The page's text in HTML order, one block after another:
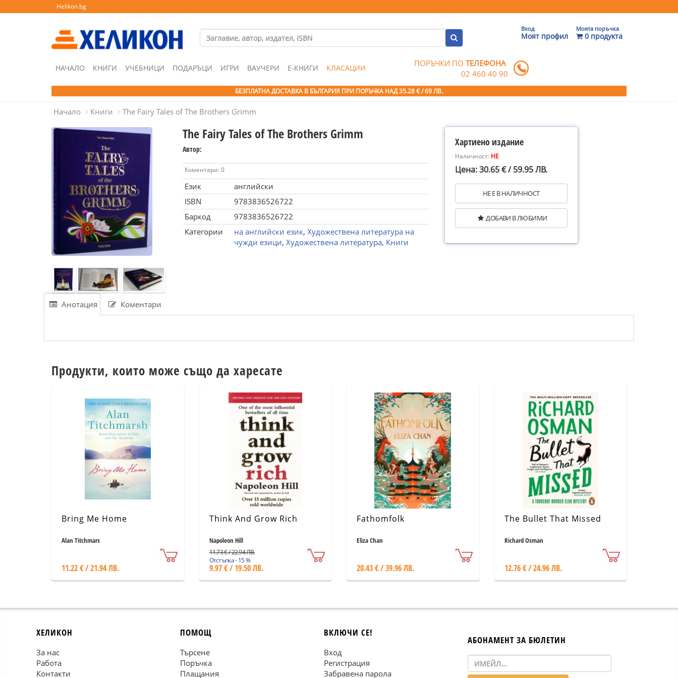
Helikon.bg
Вход
Моят профил
Моята поръчка
0 продукта
НАЧАЛО КНИГИ УЧЕБНИЦИ ПОДАРЪЦИ ИГРИ ВАУЧЕРИ Е-КНИГИ КЛАСАЦИИ ПОРЪЧКИ ПОТЕЛЕФОНА
02 460 40 90
БЕЗПЛАТНА ДОСТАВКА В БЪЛГАРИЯ ПРИ ПОРЪЧКА НАД 35.28 € / 69 ЛВ.
Начало Книги The Fairy Tales of The Brothers Grimm
The Fairy Tales of The Brothers Grimm
Автор:
Коментари: 0
Език
английски
ISBN
9783836526722
Баркод
9783836526722
Категории
на английски език, Художествена литература на
чужди езици, Художествена литература, Книги
Хартиено издание
Наличност: НЕ
Цена: 30.65 € / 59.95 ЛВ.
НЕ Е В НАЛИЧНОСТ
ДОБАВИ В ЛЮБИМИ
Анотация Коментари
Продукти, които може също да харесате
Bring Me Home
Alan Titchmars
11.22 € / 21.94 ЛВ.
Think And Grow Rich
Napoleon Hill
11.73 € / 22.94 ЛВ.
Отстъпка - 15 %
9.97 € / 19.50 ЛВ.
Fathomfolk
Eliza Chan
20.43 € / 39.96 ЛВ.
The Bullet That Missed
Richard Osman
12.76 € / 24.96 ЛВ.
ХЕЛИКОН
За нас
Работа
Контакти
ПОМОЩ
Търсене
Поръчка
Плащания
ВКЛЮЧИ СЕ!
Вход
Регистрация
Забравена парола
АБОНАМЕНТ ЗА БЮЛЕТИН